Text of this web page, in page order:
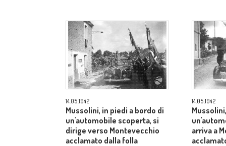
14.05.1942
Mussolini, in piedi a bordo di
un'automobile scoperta, si
dirige verso Montevecchio
acclamato dalla folla
14.05.1942
arriva a